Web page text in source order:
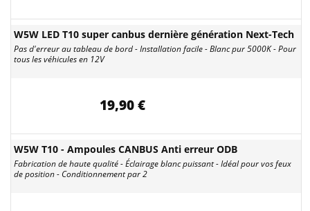
W5W LED T10 super canbus dernière génération Next-Tech
Pas d'erreur au tableau de bord - Installation facile - Blanc pur 5000K - Pour
tous les véhicules en 12V
19,90 €
W5W T10 - Ampoules CANBUS Anti erreur ODB
Fabrication de haute qualité - Éclairage blanc puissant - Idéal pour vos feux
de position - Conditionnement par 2